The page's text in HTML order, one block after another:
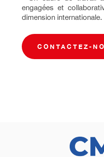
engagées et
dimension internationale.
CONTACTEZ-